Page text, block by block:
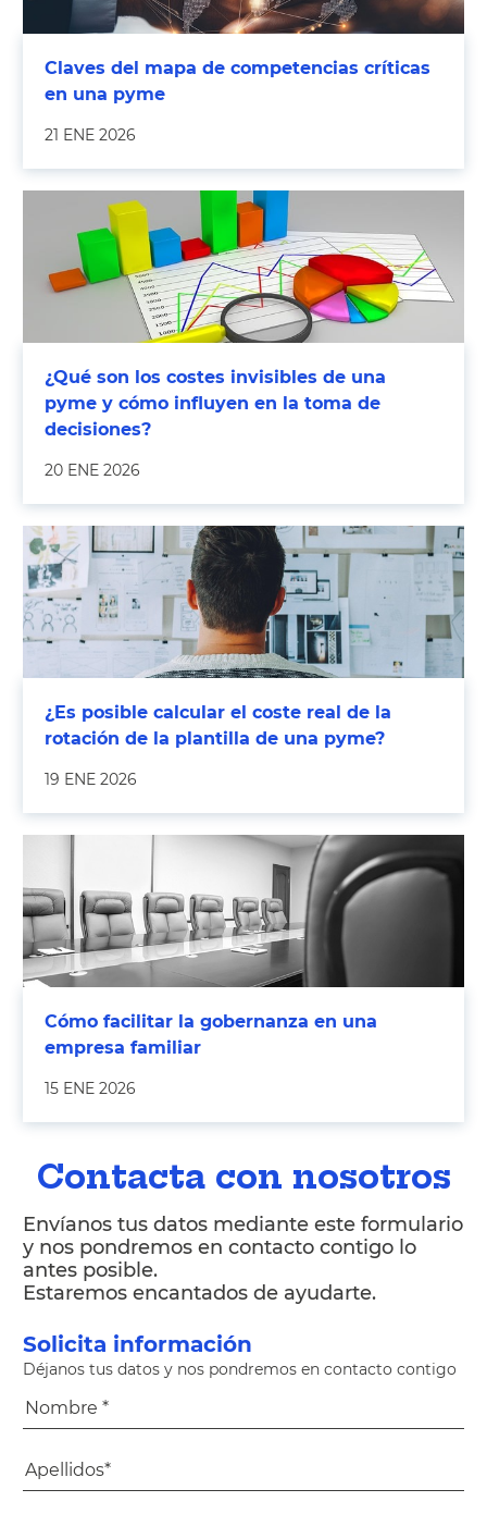
Claves del mapa de competencias críticas
en una pyme
21 ENE 2026
¿Qué son los costes invisibles de una
pyme y cómo influyen en la toma de
decisiones?
20 ENE 2026
¿Es posible calcular el coste real de la
rotación de la plantilla de una pyme?
19 ENE 2026
Cómo facilitar la gobernanza en una
empresa familiar
15 ENE 2026
Contacta con nosotros
Envíanos tus datos mediante este formulario
y nos pondremos en contacto contigo lo
antes posible.
Estaremos encantados de ayudarte.
Solicita información
Déjanos tus datos y nos pondremos en contacto contigo